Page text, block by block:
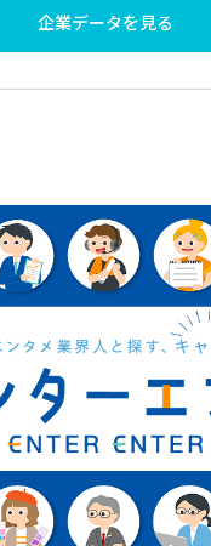
企業データを見る